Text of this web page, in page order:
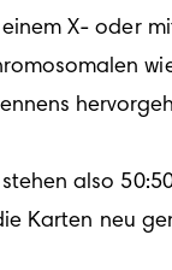
X- oder
also
Karten neu